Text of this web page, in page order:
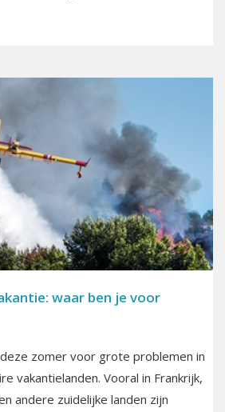
waar ben je voor
zomer voor grote problemen in
vakantielanden. Vooral in Frankrijk,
andere zuidelijke landen zijn